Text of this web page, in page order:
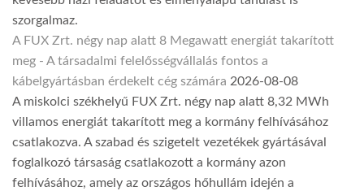
szorgalmaz.
A FUX Zrt. négy nap alatt 8 Megawatt energiát takarított
meg - A társadalmi felelősségvállalás fontos a
kábelgyártásban érdekelt cég számára 2026-08-08
A miskolci székhelyű FUX Zrt. négy nap alatt 8,32 MWh
villamos energiát takarított meg a kormány felhívásához
csatlakozva. A szabad és szigetelt vezetékek gyártásával
foglalkozó társaság csatlakozott a kormány azon
felhívásához, amely az országos hőhullám idején a